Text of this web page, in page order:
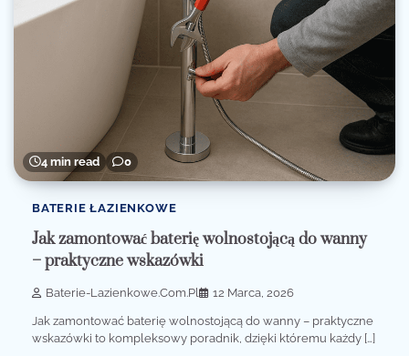
4 min read 0
BATERIE ŁAZIENKOWE
Jak zamontować baterię wolnostojącą do wanny
– praktyczne wskazówki
Baterie-Lazienkowe.com.pl 12 Marca, 2026
Jak zamontować baterię wolnostojącą do wanny – praktyczne
wskazówki to kompleksowy poradnik, dzięki któremu każdy […]